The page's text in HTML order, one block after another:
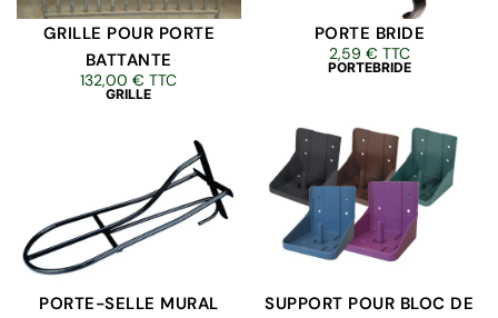
GRILLE POUR PORTE
BATTANTE
132,00€ TTC
GRILLE
PORTE BRIDE
2,59 € TTC
PORTEBRIDE
PORTE-SELLE MURAL
SUPPORT POUR BLOC DE